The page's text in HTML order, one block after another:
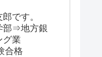
です。
部⇒地方銀
業
合格